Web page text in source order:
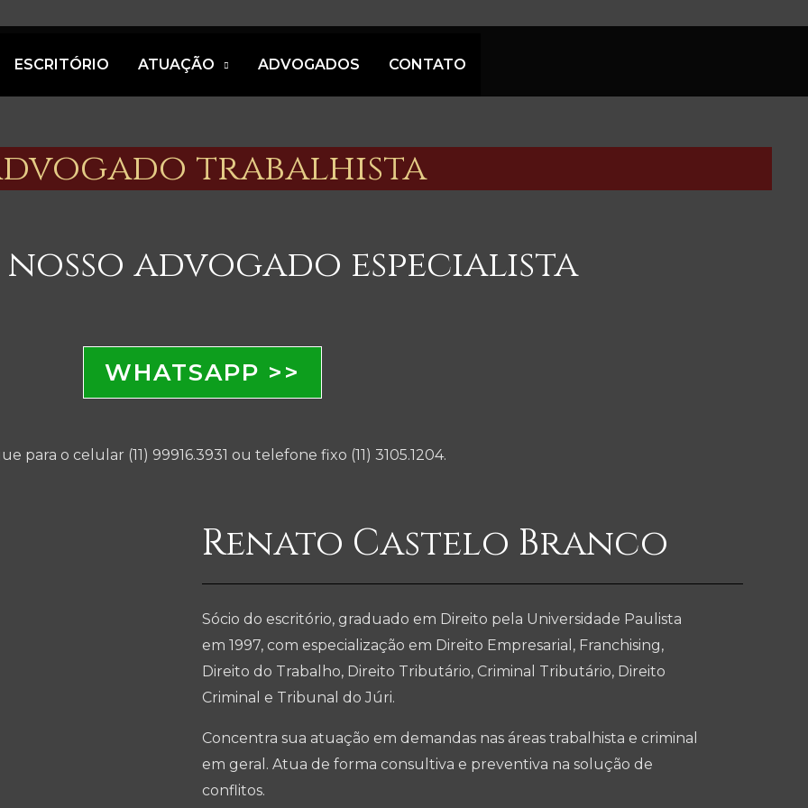
ESCRITÓRIO ATUAÇÃO ADVOGADOS CONTATO
trabalhista
advogado especialista
WHATSAPP >>
para o celular (11) 99916.3931 ou telefone fixo (11) 3105.1204.
Renato Castelo Branco
Sócio do escritório, graduado em Direito pela Universidade Paulista
em 1997, com especialização em Direito Empresarial, Franchising,
Direito do Trabalho, Direito Tributário, Criminal Tributário, Direito
Criminal e Tribunal do Júri.
Concentra sua atuação em demandas nas áreas trabalhista e criminal
em geral. Atua de forma consultiva e preventiva na solução de
conflitos.